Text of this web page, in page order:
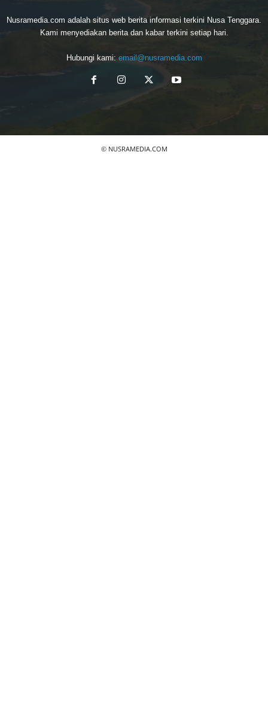
Nusramedia.com adalah situs web berita informasi terkini Nusa Tenggara.
Kami menyediakan berita dan kabar terkini setiap hari.
Hubungi kami: email@nusramedia.com
© NUSRAMEDIA.COM